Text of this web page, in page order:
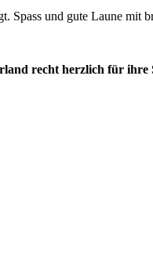
Spass und gute Laune mit
recht herzlich für ihre